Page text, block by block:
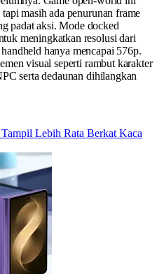
masih ada penurunan frame
padat aksi. Mode docked
meningkatkan resolusi dari
hanya mencapai 576p.
visual seperti rambut karakter
serta dedaunan dihilangkan
Lebih Rata Berkat Kaca